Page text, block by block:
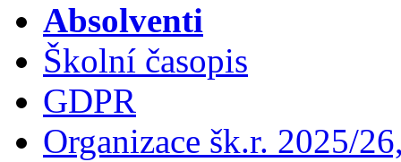
Absolventi
Školní časopis
GDPR
Organizace šk.r. 2025/